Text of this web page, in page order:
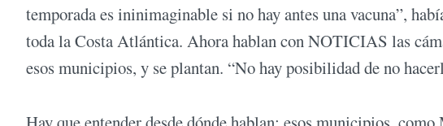
temporada es ininimaginable si no hay antes una vacuna”,
toda la Costa Atlántica. Ahora hablan con NOTICIAS las
esos municipios, y se plantan. “No hay posibilidad de no